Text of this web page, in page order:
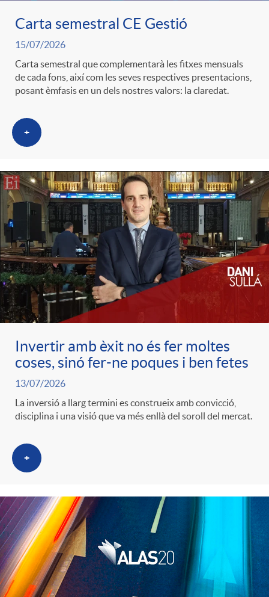
c
a
d
o
r
d
e
c
o
n
t
i
n
g
u
Carta semestral CE Gestió
15/07/2026
Carta semestral que complementarà les fitxes mensuals
de cada fons, així com les seves respectives presentacions,
posant èmfasis en un dels nostres valors: la claredat.
+
Invertir amb èxit no és fer moltes
coses, sinó fer-ne poques i ben fetes
13/07/2026
La inversió a llarg termini es construeix amb convicció,
disciplina i una visió que va més enllà del soroll del mercat.
+